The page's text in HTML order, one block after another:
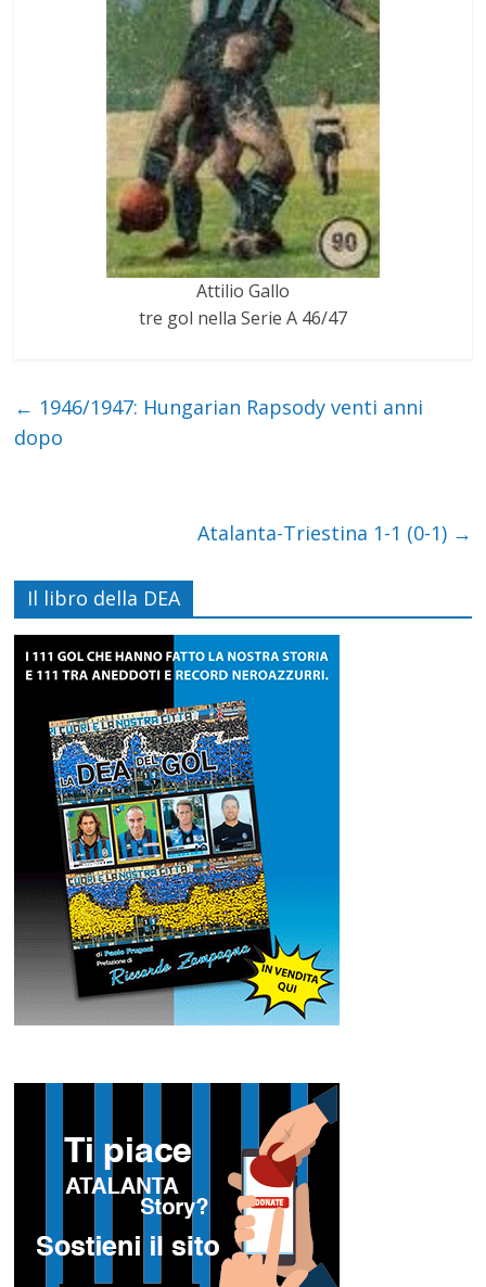
Attilio Gallo
tre gol nella Serie A 46/47
← 1946/1947: Hungarian Rapsody venti anni
dopo
Atalanta-Triestina 1-1 (0-1) →
Il libro della DEA